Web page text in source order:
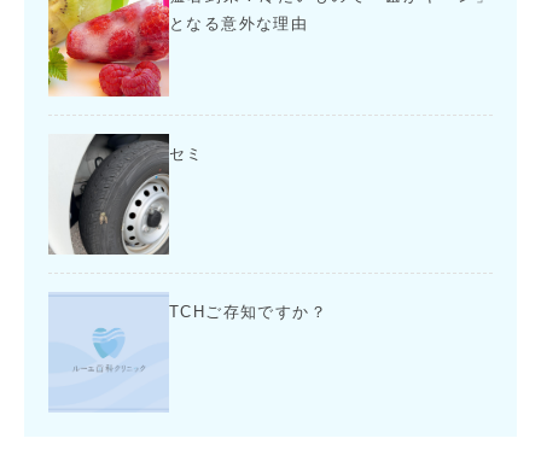
となる意外な理由
セミ
TCHご存知ですか？